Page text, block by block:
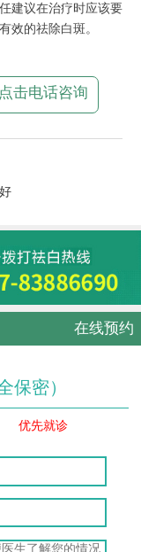
建议在治疗时应该要
效的祛除白斑。
点击电话咨询
在线预约
保密）
优先就诊